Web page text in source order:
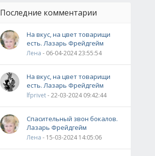
Последние комментарии
На вкус, на цвет товарищи
есть. Лазарь Фрейдгейм
Лена - 06-04-2024 23:55:54
На вкус, на цвет товарищи
есть. Лазарь Фрейдгейм
lfprivet- 22-03-2024 09:42:44
Спасительный звон бокалов.
Лазарь Фрейдгейм
Лена - 15-03-2024 14:05:06